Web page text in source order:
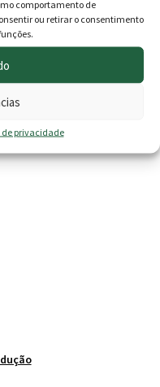
comportamento de
ou retirar o consentimento
privacidade